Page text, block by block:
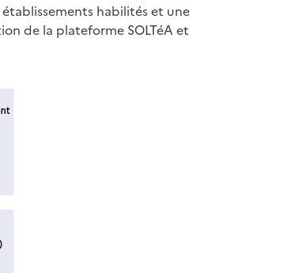
habilités et une
de la plateforme SOLTéA et